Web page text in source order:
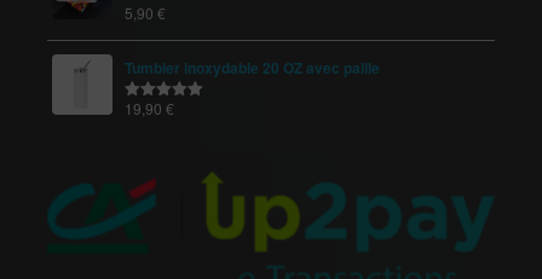
Note5.00
5,90 €
Tumbler inoxydable 20 OZ avec paille
Note5.00
19,90 €